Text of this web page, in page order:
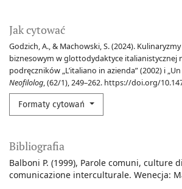
Jak cytować
Godzich, A., & Machowski, S. (2024).
biznesowym w glottodydaktyce italianistycznej
podręczników „L’italiano in azienda” (2002) i
Neofilolog, (62/1), 249–262. https://doi.org/
Formaty cytowań
Bibliografia
Balboni P. (1999), Parole comuni, culture
comunicazione interculturale. Wenecja: